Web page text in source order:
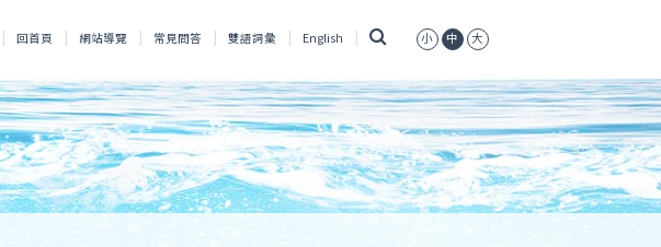
回首頁 網站導覽 常見問答 雙語詞彙 English 小 中 大